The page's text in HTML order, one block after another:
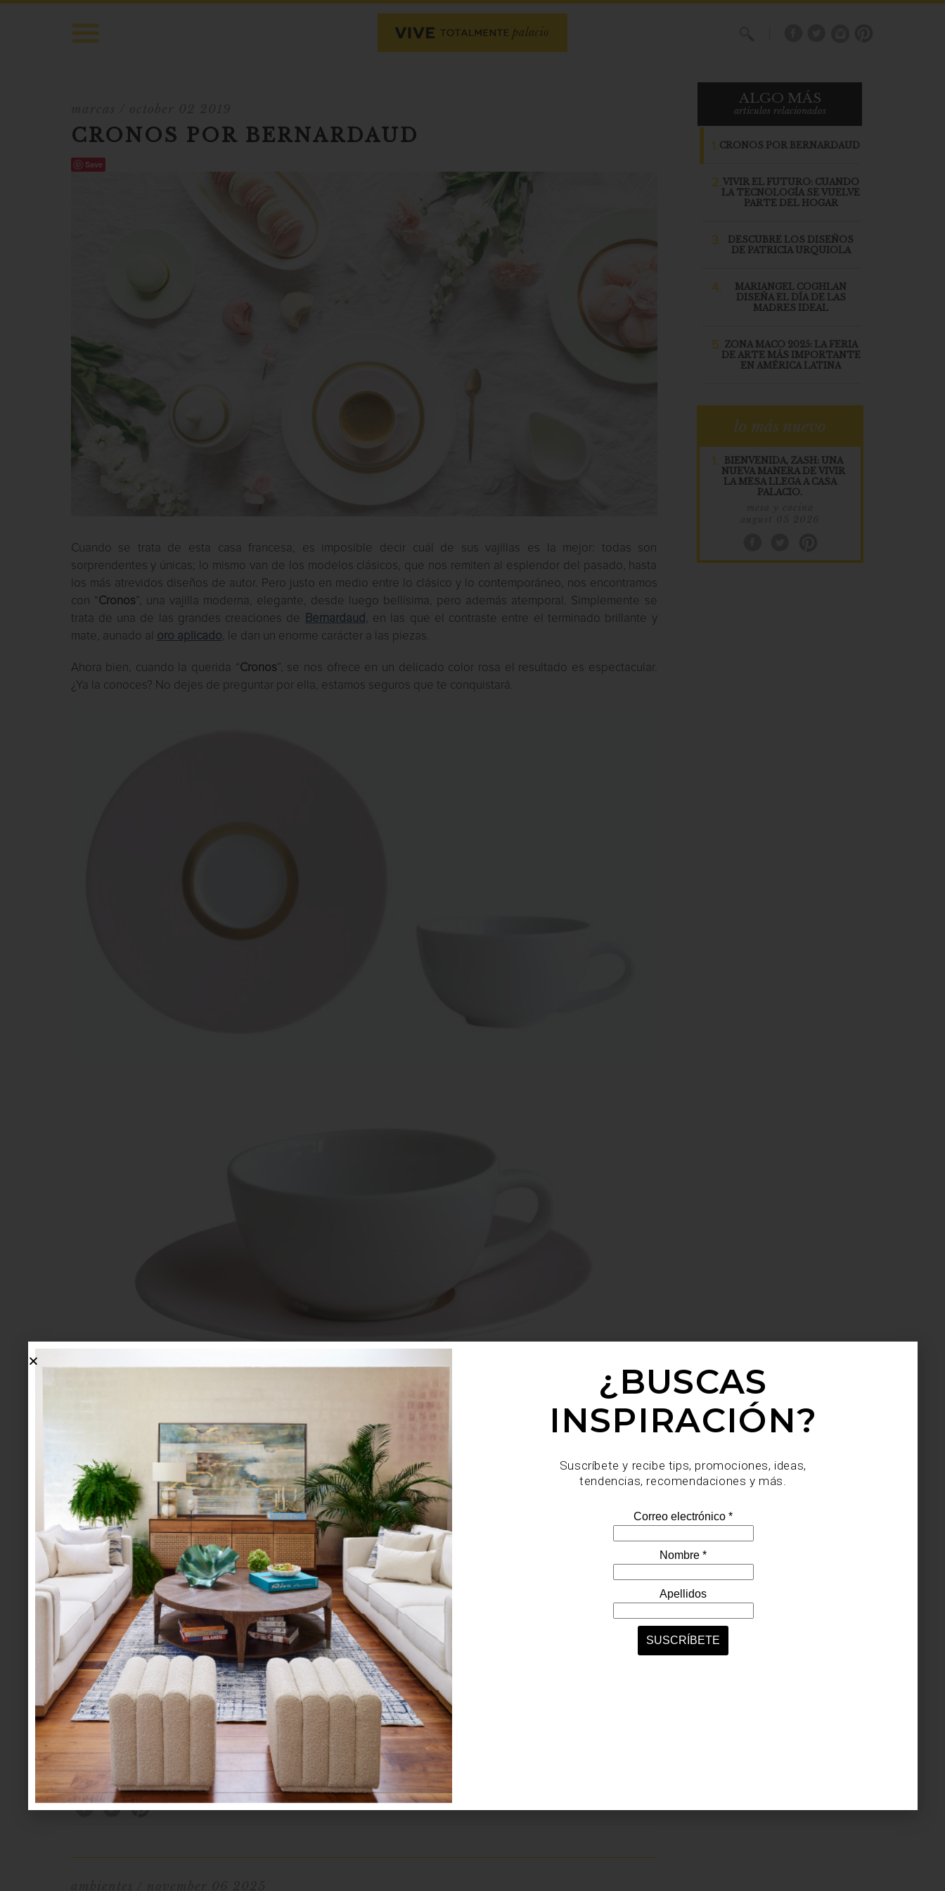
CRONOS POR BERNARDAUD
Save
Cuando se trata de esta casa francesa, es imposible decir cuál de sus vajillas es la mejor: todas son
sorprendentes y únicas; lo mismo van de los modelos clásicos, que nos remiten al esplendor del pasado, hasta
los más atrevidos diseños de autor. Pero justo en medio entre lo clásico y lo contemporáneo, nos encontramos
con “Cronos ”, una vajilla moderna, elegante, desde luego bellísima, pero además atemporal. Simplemente se
trata de una de las grandes creaciones de
Bernardaud, en las que el contraste entre el terminado brillante y
mate, aunado al oro aplicado, le dan un enorme carácter a las piezas.
Ahora bien, cuando la querida “Cronos ”, se nos ofrece en un delicado color rosa el resultado es espectacular.
¿Ya la conoces? No dejes de preguntar por ella, estamos seguros que te conquistará.
ALGO MÁS
articulos relacionados
1. CRONOS POR BERNARDAUD
2. VIVIR EL FUTURO: CUANDO
LA TECNOLOGÍA SE VUELVE
PARTE DEL HOGAR
3.
DESCUBRE LOS DISEÑOS
DE PATRICIA URQUIOLA
4.
MARIANGEL COGHLAN
DISEÑA EL DÍA DE LAS
MADRES IDEAL
5. ZONA MACO 2025: LA FERIA
DE ARTE MÁS IMPORTANTE
EN AMÉRICA LATINA
lo más nuevo
1.
BIENVENIDA, ZASH: UNA
NUEVA MANERA DE VIVIR
LA MESA LLEGA A CASA
PALACIO.
¿BUSCAS
INSPIRACIÓN?
Suscríbete y recibe tips, promociones, ideas,
tendencias, recomendaciones y más.